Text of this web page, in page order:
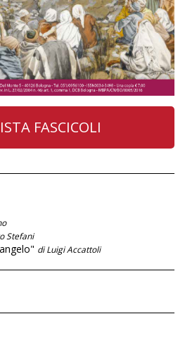
FASCICOLI
Stefani
di Luigi Accattoli